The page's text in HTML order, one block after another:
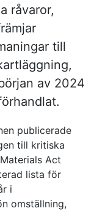
råvaror,
till
av 2024
publicerade
till kritiska
Act
lista för
i
omställning,